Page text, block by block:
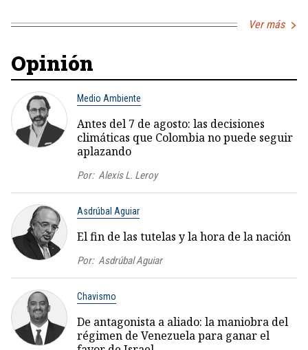
Ver más
Opinión
Medio Ambiente
Antes del 7 de agosto: las decisiones
climáticas que Colombia no puede seguir
aplazando
Por: Alexis L. Leroy
Asdrúbal Aguiar
El fin de las tutelas y la hora de la nación
Por: Asdrúbal Aguiar
Chavismo
De antagonista a aliado: la maniobra del
régimen de Venezuela para ganar el